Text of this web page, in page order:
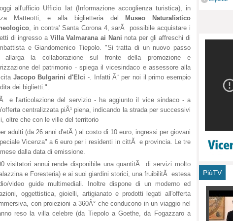
all'ufficio Ufficio Iat (Informazione accoglienza turistica), in
Matteotti, e alla biglietteria del
Museo Naturalistico
, in contra' Santa Corona 4, sarÃ possibile acquistare i
di ingresso a Villa Valmarana ai Nani nota per gli affreschi di
e Giandomenico Tiepolo. "Si tratta di un nuovo passo
allarga la collaborazione sul fronte della promozione e
del patrimonio - spiega il vicesindaco e assessore alla
Jacopo Bulgarini d'Elci -. Infatti Ã¨ per noi il primo esempio
dei biglietti.".
e l'articolazione del servizio - ha aggiunto il vice sindaco - a
centralizzata piÃ¹ piena, indicando la strada per successivi
oltre che con le ville del territorio
adulti (da 26 anni d'etÃ ) al costo di 10 euro, ingressi per giovani
Vicenza" a 6 euro per i residenti in cittÃ e provincia. Le tre
dalla data di emissione.
visitatori annui rende disponibile una quantitÃ di servizi molto
e Foresteria) e ai suoi giardini storici, una fruibilitÃ estesa
video guide multimediali. Inoltre dispone di un moderno ed
oggettistica, gioielli, artigianato e prodotti legati all'offerta
con proiezioni a 360Â° che conducono in un viaggio nel
reso la villa celebre (da Tiepolo a Goethe, da Fogazzaro a
PiùTV